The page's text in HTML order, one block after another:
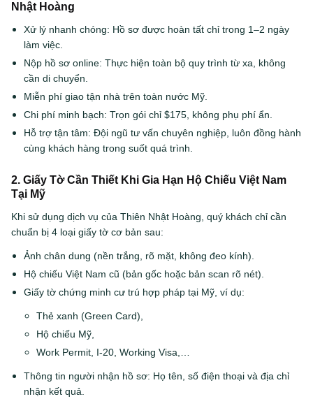
Nhật Hoàng
Xử lý nhanh chóng: Hồ sơ được hoàn tất chỉ trong 1–2 ngày
làm việc.
Nộp hồ sơ online: Thực hiện toàn bộ quy trình từ xa, không
cần di chuyển.
Miễn phí giao tận nhà trên toàn nước Mỹ.
Chi phí minh bạch: Trọn gói chỉ $175, không phụ phí ẩn.
Hỗ trợ tận tâm: Đội ngũ tư vấn chuyên nghiệp, luôn đồng hành
cùng khách hàng trong suốt quá trình.
2. Giấy Tờ Cần Thiết Khi Gia Hạn Hộ Chiếu Việt Nam
Tại Mỹ
Khi sử dụng dịch vụ của Thiên Nhật Hoàng, quý khách chỉ cần
chuẩn bị 4 loại giấy tờ cơ bản sau:
Ảnh chân dung (nền trắng, rõ mặt, không đeo kính).
Hộ chiếu Việt Nam cũ (bản gốc hoặc bản scan rõ nét).
Giấy tờ chứng minh cư trú hợp pháp tại Mỹ, ví dụ:
Thẻ xanh (Green Card),
Hộ chiếu Mỹ,
Work Permit, I-20, Working Visa,…
Thông tin người nhận hồ sơ: Họ tên, số điện thoại và địa chỉ
nhận kết quả.